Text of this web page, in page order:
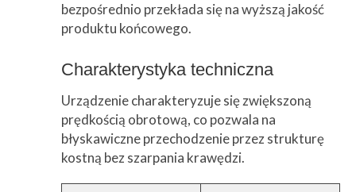
bezpośrednio przekłada się na wyższą jakość
produktu końcowego.
Charakterystyka techniczna
Urządzenie charakteryzuje się zwiększoną
prędkością obrotową, co pozwala na
błyskawiczne przechodzenie przez strukturę
kostną bez szarpania krawędzi.